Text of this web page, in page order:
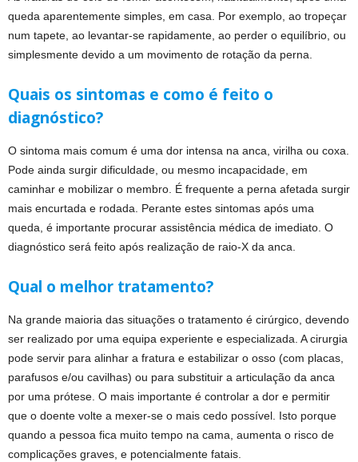
queda aparentemente simples, em casa. Por exemplo, ao tropeçar
num tapete, ao levantar-se rapidamente, ao perder o equilíbrio, ou
simplesmente devido a um movimento de rotação da perna.
Quais os sintomas e como é feito o
diagnóstico?
O sintoma mais comum é uma dor intensa na anca, virilha ou coxa.
Pode ainda surgir dificuldade, ou mesmo incapacidade, em
caminhar e mobilizar o membro. É frequente a perna afetada surgir
mais encurtada e rodada. Perante estes sintomas após uma
queda, é importante procurar assistência médica de imediato. O
diagnóstico será feito após realização de raio-X da anca.
Qual o melhor tratamento?
Na grande maioria das situações o tratamento é cirúrgico, devendo
ser realizado por uma equipa experiente e especializada. A cirurgia
pode servir para alinhar a fratura e estabilizar o osso (com placas,
parafusos e/ou cavilhas) ou para substituir a articulação da anca
por uma prótese. O mais importante é controlar a dor e permitir
que o doente volte a mexer-se o mais cedo possível. Isto porque
quando a pessoa fica muito tempo na cama, aumenta o risco de
complicações graves, e potencialmente fatais.